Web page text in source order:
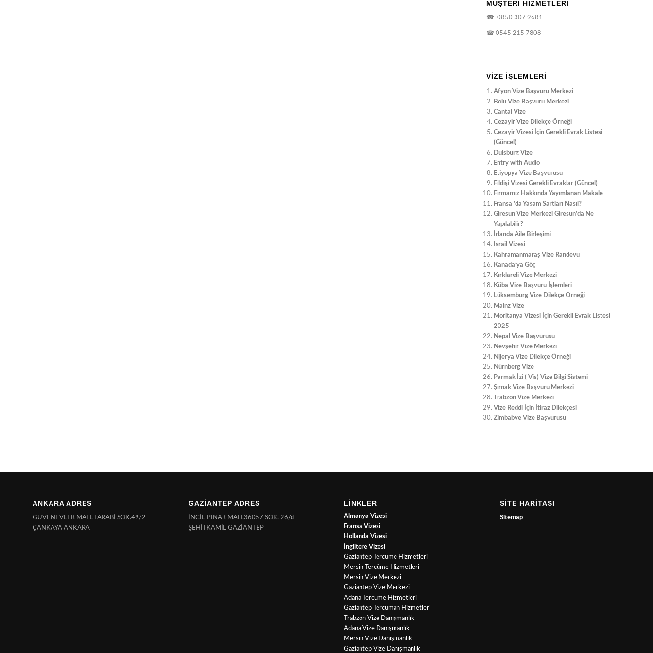
MÜŞTERİ HİZMETLERİ
☎ 0850 307 9681
☎ 0545 215 7808
VIZE İŞLEMLERI
Afyon Vize Başvuru Merkezi
Bolu Vize Başvuru Merkezi
Cantal Vize
Cezayir Vize Dilekçe Örneği
Cezayir Vizesi İçin Gerekli Evrak Listesi
(Güncel)
Duisburg Vize
Entry with Audio
Etiyopya Vize Başvurusu
Fildişi Vizesi Gerekli Evraklar (Güncel)
Firmamız Hakkında Yayımlanan Makale
Fransa ’da Yaşam Şartları Nasıl?
Giresun Vize Merkezi Giresun’da Ne
Yapılabilir?
İrlanda Aile Birleşimi
İsrail Vizesi
Kahramanmaraş Vize Randevu
Kanada’ya Göç
Kırklareli Vize Merkezi
Küba Vize Başvuru İşlemleri
Lüksemburg Vize Dilekçe Örneği
Mainz Vize
Moritanya Vizesi İçin Gerekli Evrak Listesi
2025
Nepal Vize Başvurusu
Nevşehir Vize Merkezi
Nijerya Vize Dilekçe Örneği
Nürnberg Vize
Parmak İzi ( Vis) Vize Bilgi Sistemi
Şırnak Vize Başvuru Merkezi
Trabzon Vize Merkezi
Vize Reddi İçin İtiraz Dilekçesi
Zimbabve Vize Başvurusu
ANKARA ADRES
GÜVENEVLER MAH. FARABİ SOK.49/2
ÇANKAYA ANKARA
GAZİANTEP ADRES
İNCİLİPINAR MAH.36057 SOK. 26/d
ŞEHİTKAMİL GAZİANTEP
LİNKLER
Almanya Vizesi
Fransa Vizesi
Hollanda Vizesi
İngiltere Vizesi
Gaziantep Tercüme Hizmetleri
Mersin Tercüme Hizmetleri
Mersin Vize Merkezi
Gaziantep Vize Merkezi
Adana Tercüme Hizmetleri
Gaziantep Tercüman Hizmetleri
Trabzon Vize Danışmanlık
Adana Vize Danışmanlık
Mersin Vize Danışmanlık
Gaziantep Vize Danışmanlık
SİTE HARİTASI
Sitemap